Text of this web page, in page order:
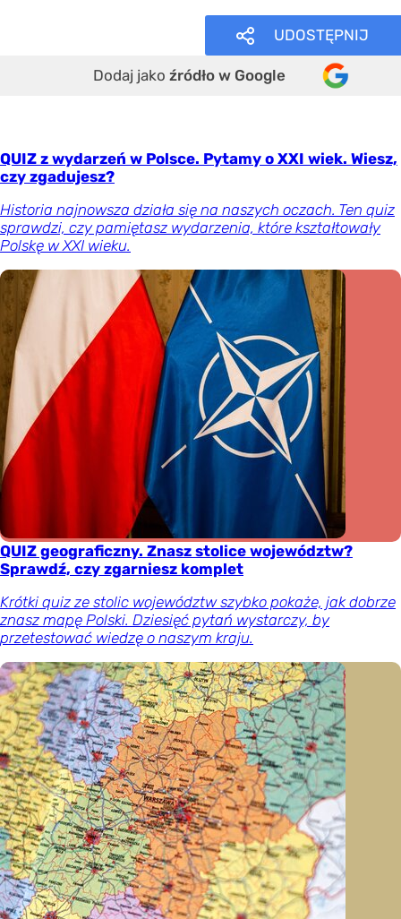
UDOSTĘPNIJ
Dodaj jako źródło w Google
QUIZ z wydarzeń w Polsce. Pytamy o XXI wiek. Wiesz,
czy zgadujesz?
Historia najnowsza działa się na naszych oczach. Ten quiz
sprawdzi, czy pamiętasz wydarzenia, które kształtowały
Polskę w XXI wieku.
QUIZ geograficzny. Znasz stolice województw?
Sprawdź, czy zgarniesz komplet
Krótki quiz ze stolic województw szybko pokaże, jak dobrze
znasz mapę Polski. Dziesięć pytań wystarczy, by
przetestować wiedzę o naszym kraju.